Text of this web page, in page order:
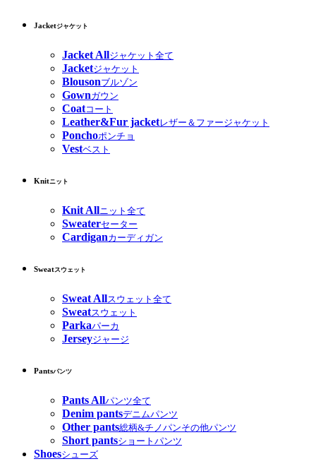
Jacketジャケット
Jacket Allジャケット全て
Jacketジャケット
Blousonブルゾン
Gownガウン
Coatコート
Leather&Fur jacketレザー＆ファージャケット
Ponchoポンチョ
Vestベスト
Knitニット
Knit Allニット全て
Sweaterセーター
Cardiganカーディガン
Sweatスウェット
Sweat Allスウェット全て
Sweatスウェット
Parkaパーカ
Jerseyジャージ
Pantsパンツ
Pants Allパンツ全て
Denim pantsデニムパンツ
Other pants総柄&チノパンその他パンツ
Short pantsショートパンツ
Shoesシューズ